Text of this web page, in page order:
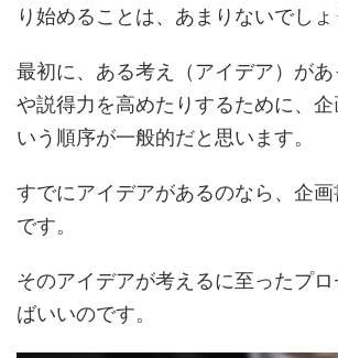
り始めることは、あまりないでしょ
最初に、ある考え（アイデア）が
や説得力を高めたりするために、企
いう順序が一般的だと思います。
すでにアイデアがあるのなら、企
です。
そのアイデアが考えるに至ったプ
ばいいのです。